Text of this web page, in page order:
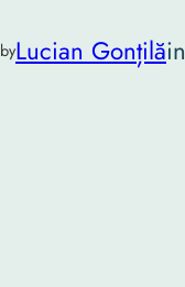
byLucian Gonțilăin